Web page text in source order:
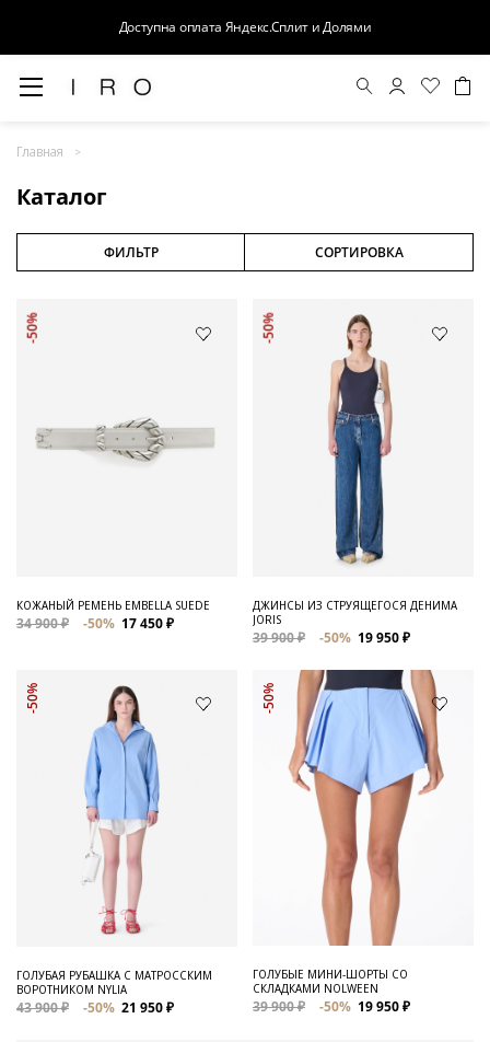
Доступна оплата Яндекс.Сплит и Долями
Главная
Каталог
Церемония
Распродажа
Для нее
Сумки и аксессуары
ФИЛЬТР СОРТИРОВКА
-50%
КОЖАНЫЙ РЕМЕНЬ EMBELLA SUEDE
34 900 ₽ -50% 17 450 ₽
-50%
ДЖИНСЫ ИЗ СТРУЯЩЕГОСЯ ДЕНИМА
JORIS
39 900 ₽ -50% 19 950 ₽
-50%
ГОЛУБАЯ РУБАШКА С МАТРОССКИМ
ВОРОТНИКОМ NYLIA
43 900 ₽ -50% 21 950 ₽
-50%
ГОЛУБЫЕ МИНИ-ШОРТЫ СО
СКЛАДКАМИ NOLWEEN
39 900 ₽ -50% 19 950 ₽